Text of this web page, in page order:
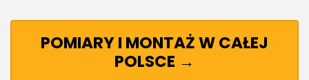
POMIARY I MONTAŻ W CAŁEJ
POLSCE →